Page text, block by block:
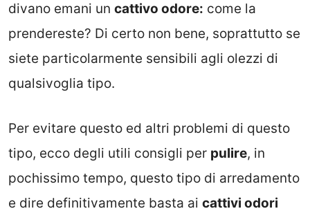
divano emani un cattivo odore: come la
prendereste? Di certo non bene, soprattutto se
siete particolarmente sensibili agli olezzi di
qualsivoglia tipo.
Per evitare questo ed altri problemi di questo
tipo, ecco degli utili consigli per pulire, in
pochissimo tempo, questo tipo di arredamento
e dire definitivamente basta ai cattivi odori